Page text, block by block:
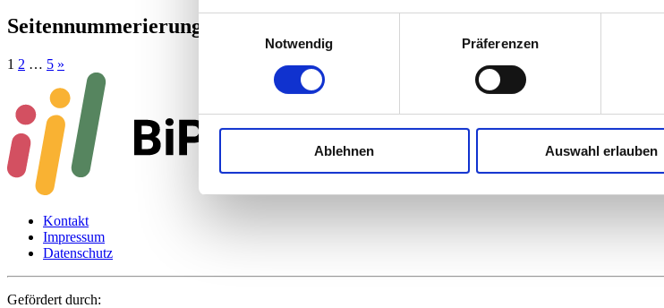
Einwilligungsauswahl
Notwendig
Präferenzen
Ablehnen Auswahl erlauben
Seitennummerierung der Beiträge
1 2 … 5 »
Kontakt
Impressum
Datenschutz
Gefördert durch: